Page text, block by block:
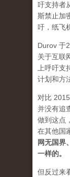
吁支持者
斯禁止加
吁，纸飞
Durov 于
关于互联
上呼吁支
计划和方
对比
并没有追
做到这点
在其他国
网无国界
一样的。
但反过来